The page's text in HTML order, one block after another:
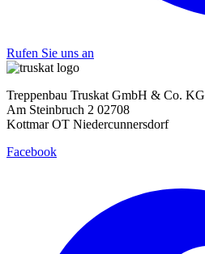
Rufen Sie uns an
Treppenbau Truskat GmbH & Co. KG
Am Steinbruch 2 02708
Kottmar OT Niedercunnersdorf
Facebook